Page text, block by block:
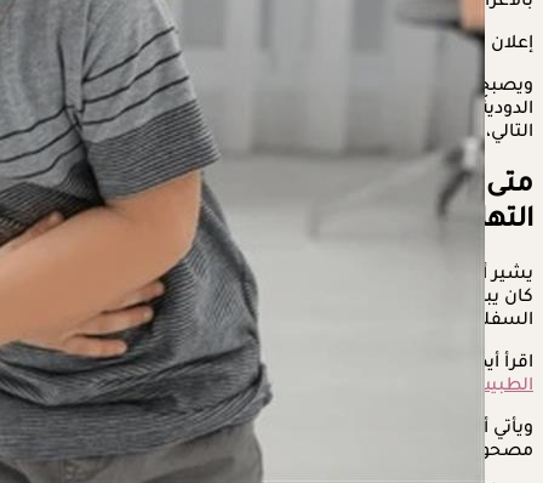
إعلان
ويصبح ألم البطن علامة مؤكدة على إصابة الأطفال بالتهاب الزائدة
الدودية في بعض الحالات، يستعرضها "الكونسلتو" في التقرير
التالي، وفقًا لموقعي "Cleveland Clinic" و"Kids Health".
متى يكون ألم البطن عند الأطفالبسبب
التهاب الزائدة الدودية؟
يشير ألم البطن عند الأطفال إلى الإصابة بالتهاب الزائدة الدودية، إذا
كان يبدأ حول منطقة السرة، ثم يمتد تأثيره إلى الجانب الأيمن
السفلي من المعدة.
اقرأ أيضًا:
أسباب آلام البطن المتكررة عند الأطفال- متى يجب زيارة
الطبيب؟
ويأتي ألم البطن الناتج عن
التهاب الزائدة الدودية عند الأطفال
مصحوبًا بالأعراض التالية: